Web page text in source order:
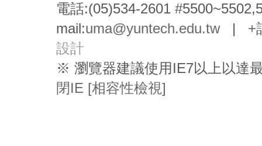
電話:(05)534-2601
mail:uma@yuntech.edu.tw| +
設計
※ 瀏覽器建議使用IE7以上以達
閉IE [相容性檢視]